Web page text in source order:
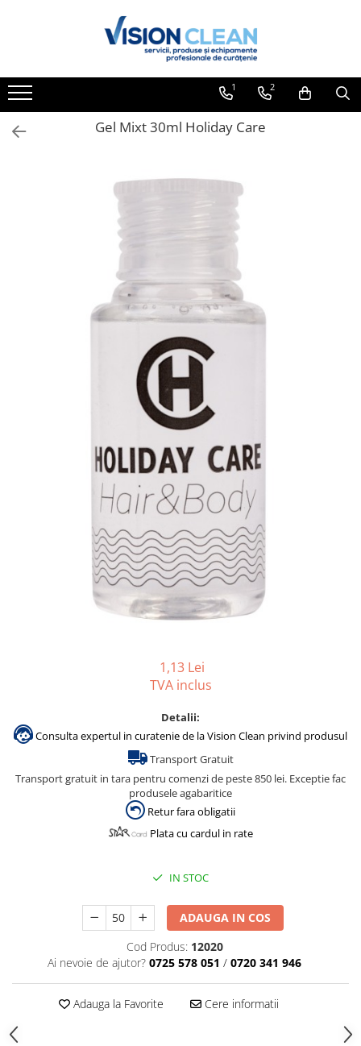
Aspiratoare si masini curatenie
profesionale
Aspiratoare profesionale de lichide
Echipament de curatat cu presiune
Accesorii detergenti, pompe,
Detergenti comerciali
Detergenti covoare, mochete,
Detergenti geamuri
Detergenti pardoseala
Detergenti rufe si tesaturi
Detergenti toaleta, grup sanitar
Dezinfectanti medicali profesionali
Dispensere / Dozatoare
Dozatoare dezinfectanti
Dispensere acoperitoare colac wc
Dispensere hartie igienica
Dispensere odorizante
Dispensere pungi igiena feminina
Dispensere rola prosop hartie
Dispensere servetele masa,
servetele faciale
Uscatoare de maini
1 2
Gel Mixt 30ml Holiday Care
1,13 Lei
TVA inclus
Detalii:
Consulta expertul in curatenie de la Vision Clean privind produsul
Transport Gratuit
Transport gratuit in tara pentru comenzi de peste 850 lei. Exceptie fac
produsele agabaritice
Retur fara obligatii
Plata cu cardul in rate
IN STOC
ADAUGA IN COS
Cod Produs: 12020
Ai nevoie de ajutor? 0725 578 051 / 0720 341 946
Adauga la Favorite Cere informatii